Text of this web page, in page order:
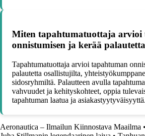
Miten tapahtumatuottaja arvioi
onnistumisen ja kerää
Tapahtumatuottaja arvioi tapahtuman
palautetta osallistujilta,
sidosryhmiltä. Palautteen avulla
vahvuudet ja kehityskohteet, oppia
tapahtuman laatua ja asiakastyytyväisyyttä.
Aeronautica – Ilmailun Kiinnostava Maailma •